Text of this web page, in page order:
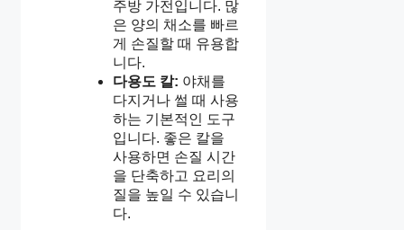
주방 가전입니다. 많
은 양의 채소를 빠르
게 손질할 때 유용합
니다.
다용도 칼: 야채를
다지거나 썰 때 사용
하는 기본적인 도구
입니다. 좋은 칼을
사용하면 손질 시간
을 단축하고 요리의
질을 높일 수 있습니
다.